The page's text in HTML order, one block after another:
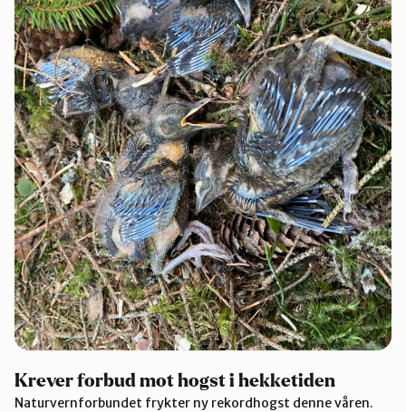
Krever forbud mot hogst i hekketiden
Naturvernforbundet frykter ny rekordhogst denne våren.